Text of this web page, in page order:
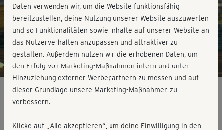
Play
Video
Pilates für den Rücken - Kurzprogramm
Daten verwenden wir, um die Website funktionsfähig
bereitzustellen, deine Nutzung unserer Website auszuwerten
und so Funktionalitäten sowie Inhalte auf unserer Website an
das Nutzerverhalten anzupassen und attraktiver zu
gestalten. Außerdem nutzen wir die erhobenen Daten, um
den Erfolg von Marketing-Maßnahmen intern und unter
Hinzuziehung externer Werbepartnern zu messen und auf
dieser Grundlage unsere Marketing-Maßnahmen zu
verbessern.
Klicke auf „Alle akzeptieren“, um deine Einwilligung in den